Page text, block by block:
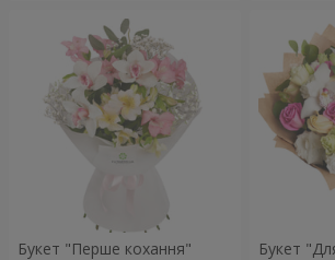
Букет "Перше кохання" Букет